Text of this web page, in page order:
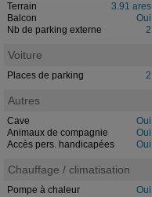
Terrain 3.91 ares
Balcon
Oui
Nb de parking externe
2
Voiture
Places de parking 2
Autres
Cave Oui
Animaux de compagnie
Oui
Accès pers. handicapées
Oui
Chauffage / climatisation
Pompe à chaleur Oui